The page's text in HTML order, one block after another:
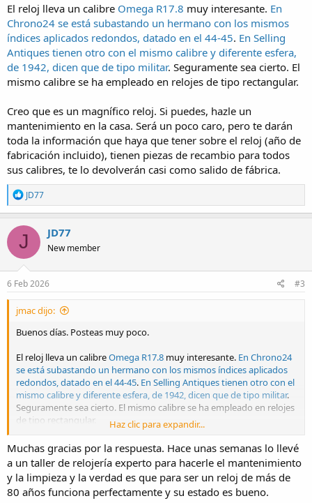
El reloj lleva un calibre Omega R17.8 muy interesante. En
Chrono24 se está subastando un hermano con los mismos
índices aplicados redondos, datado en el 44-45. En Selling
Antiques tienen otro con el mismo calibre y diferente esfera,
de 1942, dicen que de tipo militar. Seguramente sea cierto. El
mismo calibre se ha empleado en relojes de tipo rectangular.
Creo que es un magnífico reloj. Si puedes, hazle un
mantenimiento en la casa. Será un poco caro, pero te darán
toda la información que haya que tener sobre el reloj (año de
fabricación incluido), tienen piezas de recambio para todos
sus calibres, te lo devolverán casi como salido de fábrica.
R
e
a
c
t
i
o
n
s
JD77
J JD77
New member
6 Feb 2026 #3
jmac dijo:
Buenos días. Posteas muy poco.
El reloj lleva un calibreOmega R17.8 muy interesante. En Chrono24
se está subastando un hermano con los mismos índices aplicados
redondos, datado en el 44-45. En Selling Antiques tienen otro con el
mismo calibre y diferente esfera, de 1942, dicen que de tipo militar.
Seguramente sea cierto. El mismo calibre se ha empleado en relojes
de tipo rectangular.
Creo que es un magnífico reloj. Si puedes, hazle un mantenimiento
en la casa. Será un poco caro, pero te darán toda la información que
haya que tener sobre el reloj (año de fabricación incluido), tienen
piezas de recambio para todos sus calibres, te lo devolverán casi
como salido de fábrica.
Haz clic para expandir...
Muchas gracias por la respuesta. Hace unas semanas lo llevé
a un taller de relojería experto para hacerle el mantenimiento
y la limpieza y la verdad es que para ser un reloj de más de
80 años funciona perfectamente y su estado es bueno.